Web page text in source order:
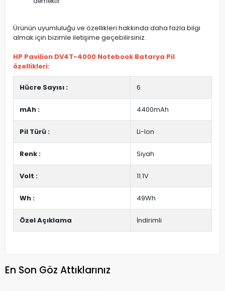
Ürünün uyumluluğu ve özellikleri hakkında daha fazla bilgi
almak için bizimle iletişime geçebilirsiniz.
HP Pavilion DV4T-4000 Notebook Batarya Pil
özellikleri:
Hücre Sayısı : 6
mAh : 4400mAh
Pil Türü : Li-Ion
Renk : Siyah
Volt : 11.1V
Wh : 49Wh
Özel Açıklama İndirimli
En Son Göz Attıklarınız